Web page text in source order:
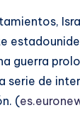
guerra
serie de
(